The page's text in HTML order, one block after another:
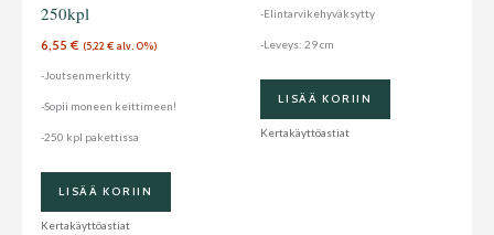
250kpl
6,55€ (5,22€ alv. 0%)
-Joutsenmerkitty
-Sopii moneen keittimeen!
-250 kpl pakettissa
LISÄÄ KORIIN
Kertakäyttöastiat
-Elintarvikehyväksytty
-Leveys: 29 cm
LISÄÄ KORIIN
Kertakäyttöastiat